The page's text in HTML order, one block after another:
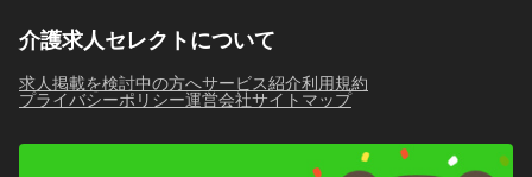
介護求人セレクトについて
求人掲載を検討中の方へサービス紹介利用規約
プライバシーポリシー運営会社サイトマップ